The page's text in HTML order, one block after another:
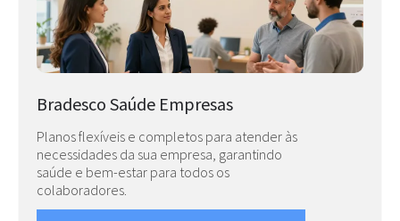
Bradesco Saúde Empresas
Planos flexíveis e completos para atender às
necessidades da sua empresa, garantindo
saúde e bem-estar para todos os
colaboradores.